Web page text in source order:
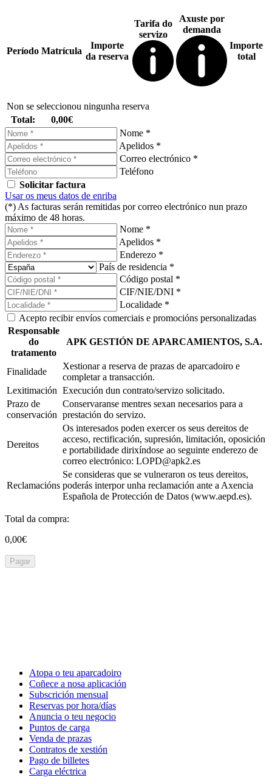
Período Matrícula
Importe
da reserva
Tarifa do
servizo
Axuste por
demanda
Importe
total
Non se seleccionou ningunha reserva
Total:
0,00€
Nome *
Apelidos *
Correo electrónico *
Teléfono
Solicitar factura
Usar os meus datos de enriba
(*) As facturas serán remitidas por correo electrónico nun prazo
máximo de 48 horas.
Nome *
Apelidos *
Enderezo *
País de residencia *
Código postal *
CIF/NIE/DNI *
Localidade *
Acepto recibir envíos comerciais e promocións personalizadas
Responsable
do
tratamento
APK GESTIÓN DE APARCAMIENTOS, S.A.
Finalidade
Xestionar a reserva de prazas de aparcadoiro e
completar a transacción.
Lexitimación Execución dun contrato/servizo solicitado.
Prazo de
conservación
Conservaranse mentres sexan necesarios para a
prestación do servizo.
Dereitos
Os interesados poden exercer os seus dereitos de
acceso, rectificación, supresión, limitación, oposición
e portabilidade dirixíndose ao seguinte enderezo de
correo electrónico: LOPD@apk2.es
Reclamacións
Se consideras que se vulneraron os teus dereitos,
poderás interpor unha reclamación ante a Axencia
Española de Protección de Datos (www.aepd.es).
Total da compra:
0,00€
Pagar
Atopa o teu aparcadoiro
Coñece a nosa aplicación
Subscrición mensual
Reservas por hora/días
Anuncia o teu negocio
Puntos de carga
Venda de prazas
Contratos de xestión
Pago de billetes
Carga eléctrica